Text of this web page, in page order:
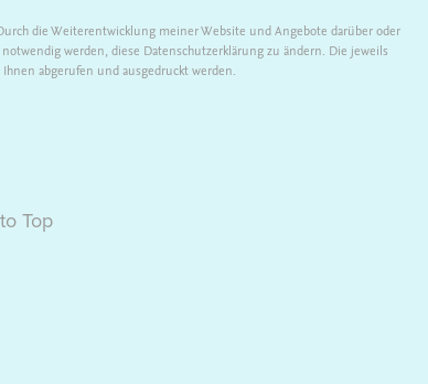
die Weiterentwicklung meiner Website und Angebote darüber oder
werden, diese Datenschutzerklärung zu ändern. Die jeweils
abgerufen und ausgedruckt werden.
Top